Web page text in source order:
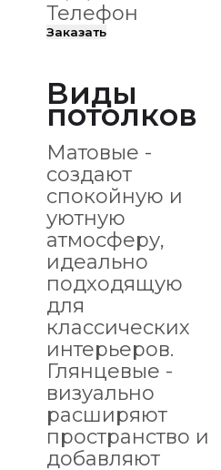
Телефон
Заказать
Виды
потолков
Матовые -
создают
спокойную и
уютную
атмосферу,
идеально
подходящую
для
классических
интерьеров.
Глянцевые -
визуально
расширяют
пространство и
добавляют